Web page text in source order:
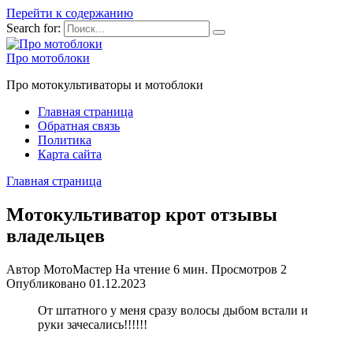
Перейти к содержанию
Search for:
Про мотоблоки
Про мотокультиваторы и мотоблоки
Главная страница
Обратная связь
Политика
Карта сайта
Главная страница
Мотокультиватор крот отзывы
владельцев
Автор МотоМастер На чтение 6 мин. Просмотров 2
Опубликовано 01.12.2023
От штатного у меня сразу волосы дыбом встали и
руки зачесались!!!!!!